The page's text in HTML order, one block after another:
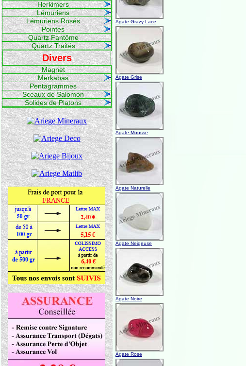
Herkimers
Lémuriens
Lémuriens Rosés
Pointes
Quartz Fantôme
Quartz Traités
Divers
Magnet
Merkabas
Pentagrammes
Sceaux de Salomon
Solides de Platons
Agate Grazy Lace
Agate Grise
Agate Mousse
Agate Naturelle
Agate Neigeuse
Agate Noire
Agate Rose